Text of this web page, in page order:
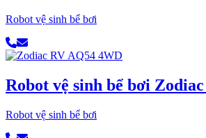
Robot vệ sinh bể bơi
Robot vệ sinh bể bơi
Robot vệ sinh bể bơi